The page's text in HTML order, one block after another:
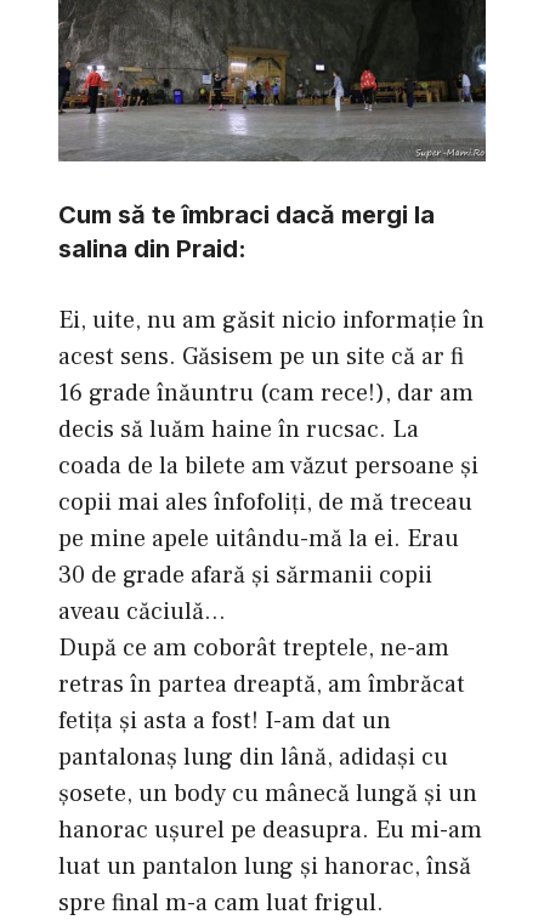
Cum să te îmbraci dacă mergi la
salina din Praid:
Ei, uite, nu am găsit nicio informaţie în
acest sens. Găsisem pe un site că ar fi
16 grade înăuntru (cam rece!), dar am
decis să luăm haine în rucsac. La
coada de la bilete am văzut persoane şi
copii mai ales înfofoliţi, de mă treceau
pe mine apele uitându-mă la ei. Erau
30 de grade afară şi sărmanii copii
aveau căciulă…
După ce am coborât treptele, ne-am
retras în partea dreaptă, am îmbrăcat
fetiţa şi asta a fost! I-am dat un
pantalonaş lung din lână, adidaşi cu
şosete, un body cu mânecă lungă şi un
hanorac uşurel pe deasupra. Eu mi-am
luat un pantalon lung şi hanorac, însă
spre final m-a cam luat frigul.